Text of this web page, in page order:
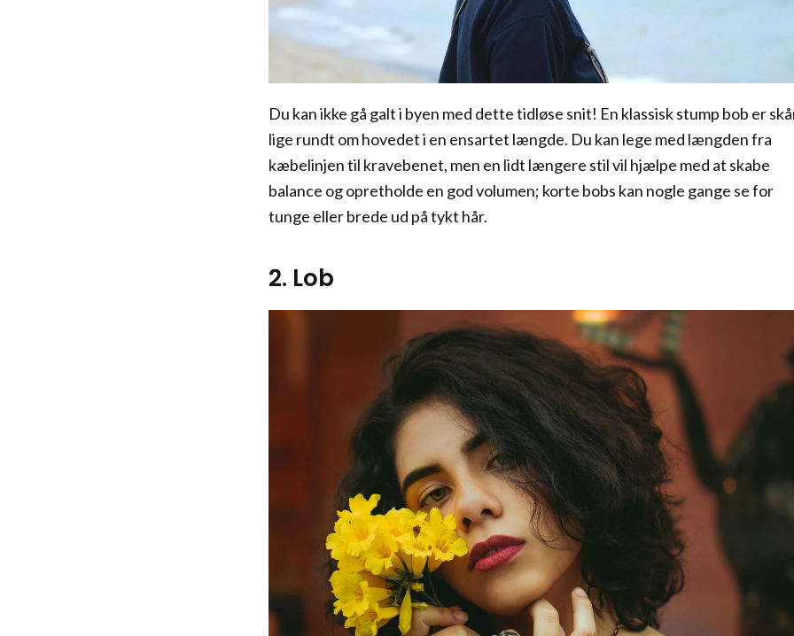
Du kan ikke gå galt i byen med dette tidløse snit! En klassisk stump bob er
lige rundt om hovedet i en ensartet længde. Du kan lege med længden fra
kæbelinjen til kravebenet, men en lidt længere stil vil hjælpe med at skabe
balance og opretholde en god volumen; korte bobs kan nogle gange se for
tunge eller brede ud på tykt hår.
2. Lob